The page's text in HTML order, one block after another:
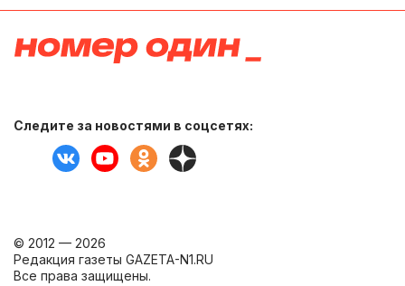
Следите за новостями в соцсетях:
© 2012 — 2026
Редакция газеты GAZETA-N1.RU
Все права защищены.